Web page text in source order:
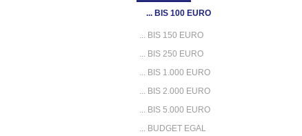
... BIS 100 EURO
... BIS 150 EURO
... BIS 250 EURO
... BIS 1.000 EURO
... BIS 2.000 EURO
... BIS 5.000 EURO
... BUDGET EGAL